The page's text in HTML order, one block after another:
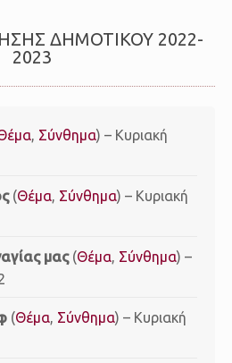
ΔΗΜΟΤΙΚΟΥ 2022-
2023
, Σύνθημα) – Κυριακή
(Θέμα, Σύνθημα) – Κυριακή
μας(Θέμα, Σύνθημα) –
(Θέμα, Σύνθημα) – Κυριακή